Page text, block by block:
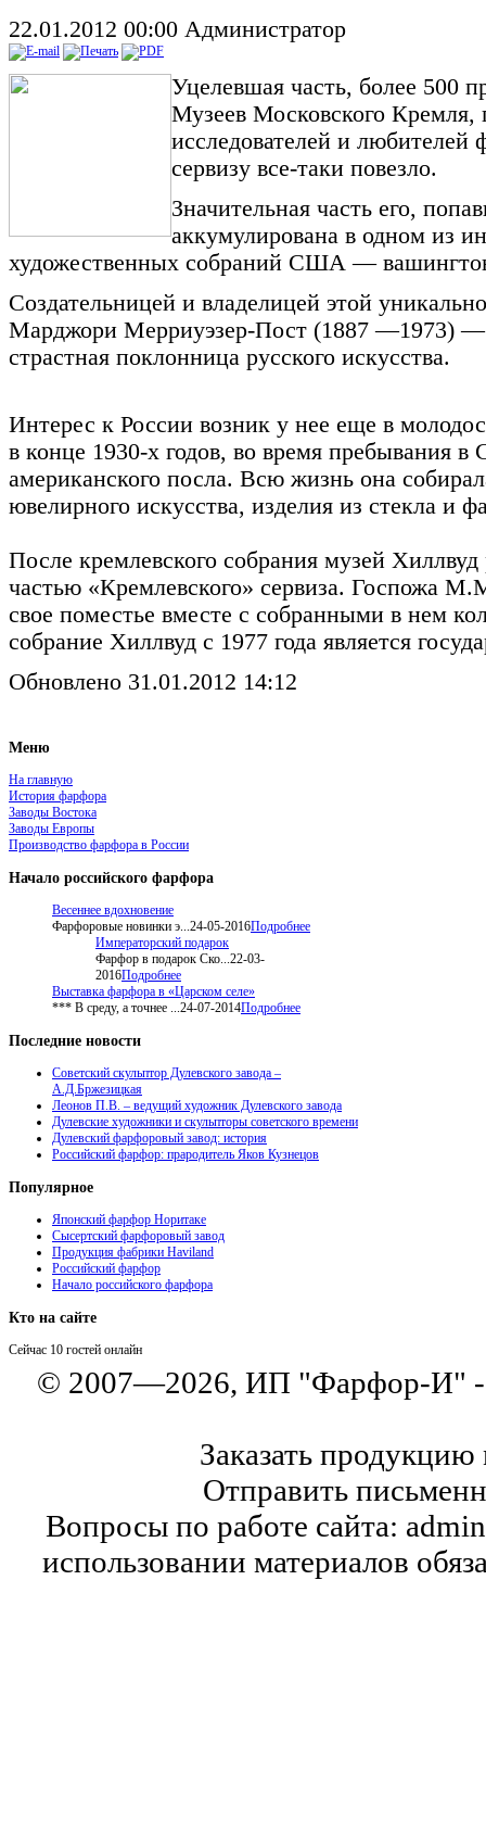
22.01.2012 00:00 Администратор
Уцелевшая часть, более 500
Музеев Московского Кремля,
исследователей и
сервизу все-таки повезло.
Значительная часть его,
аккумулирована в одном из
художественных собраний США —
Создательницей и владелицей этой
Марджори Мерриуэзер-Пост (1887 —1973) —
страстная поклонница русского искусства.
Интерес к России возник у нее еще в
в конце 1930-х годов, во время пребывания в
американского посла. Всю жизнь она
ювелирного искусства, изделия из стекла и
После кремлевского собрания музей
частью «Кремлевского» сервиза. Госпожа
свое поместье вместе с собранными в нем
собрание Хиллвуд с 1977 года является
Обновлено 31.01.2012 14:12
Меню
На главную
История фарфора
Заводы Востока
Заводы Европы
Производство фарфора в России
Начало российского фарфора
Весеннее вдохновение
Фарфоровые новинки э...24-05-2016Подробнее
Императорский подарок
Фарфор в подарок Ско...22-03-
2016Подробнее
Выставка фарфора в «Царском селе»
*** В среду, а точнее ...24-07-2014Подробнее
Последние новости
Советский скульптор Дулевского завода –
А.Д.Бржезицкая
Леонов П.В. – ведущий художник Дулевского завода
Дулевские художники и скульпторы советского времени
Дулевский фарфоровый завод: история
Российский фарфор: прародитель Яков Кузнецов
Популярное
Японский фарфор Норитаке
Сысертский фарфоровый завод
Продукция фабрики Haviland
Российский фарфор
Начало российского фарфора
Кто на сайте
Сейчас 10 гостей онлайн
© 2007—2026, ИП "Фарфор-И" -
Заказать
Отправить
Вопросы по работе сайта:
использовании материалов